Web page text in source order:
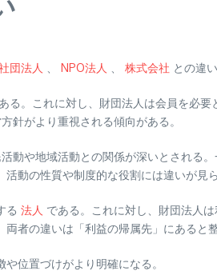
団法人 NPO法人 株式会社 との違
。これに対し、財団法人は会員を必要
針がより重視される傾向がある。
動や地域活動との関係が深いとされる
動の性質や制度的な役割には違いが見ら
る 法人 である。これに対し、財団法人
者の違いは「利益の帰属先」にあると
位置づけがより明確になる。